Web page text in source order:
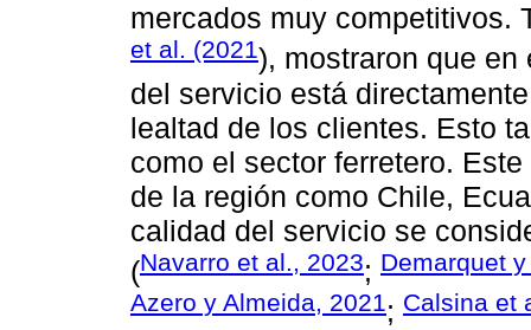
mercados muy competitivos.
et al. (2021), mostraron que
del servicio está
lealtad de los clientes. Esto
como el sector ferretero.
de la región como Chile,
calidad del servicio se
(Navarro et al., 2023; Demarquet
Azero y Almeida, 2021; Calsina et